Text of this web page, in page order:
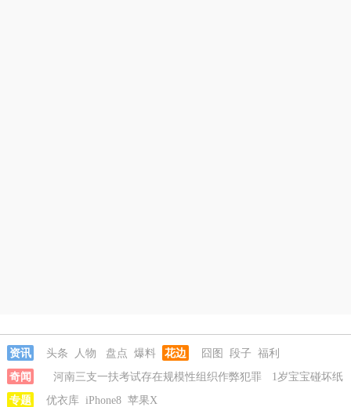
资讯 头条 人物 盘点 爆料 花边 囧图 段子 福利
奇闻
河南三支一扶考试存在规模性组织作弊犯罪
1岁宝宝碰坏纸
巾盒三亚酒店索赔924元
女子开一天一夜空调后二氧化碳中毒
专题 优衣库 iPhone8 苹果X